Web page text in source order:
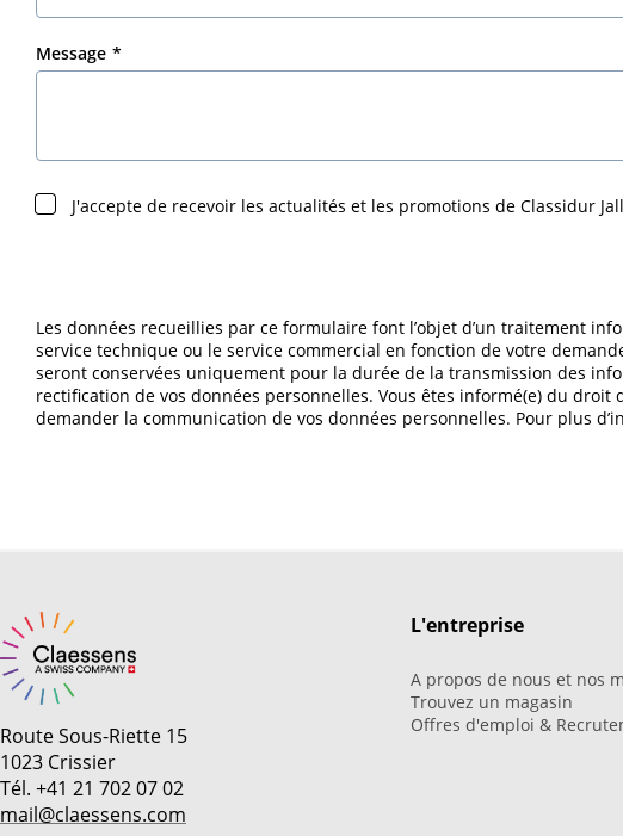
Message
J'accepte de recevoir les actualités et les promotions de Classidur
Les données recueillies par ce formulaire font l’objet d’un traitement
service technique ou le service commercial en fonction de votre
seront conservées uniquement pour la durée de la transmission des
rectification de vos données personnelles. Vous êtes informé(e) du
demander la communication de vos données personnelles. Pour plus
Route Sous-Riette 15
1023 Crissier
Tél. +41 21 702 07 02
mail@claessens.com
L'entreprise
A propos de nous et nos
Trouvez un magasin
Offres d'emploi &